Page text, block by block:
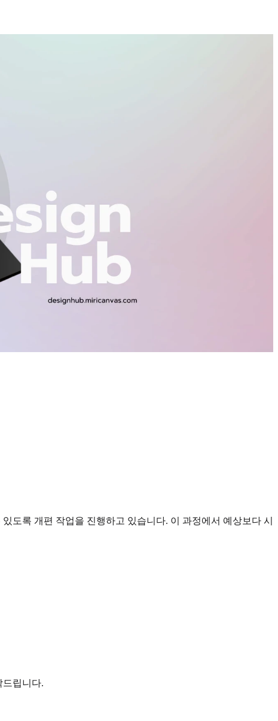
도록 개편 작업을 진행하고 있습니다. 이 과정에서 예상보다 시
드립니다.